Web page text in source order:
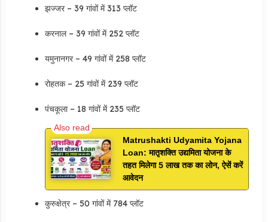
झज्जर – 39 गांवों में 313 प्लॉट
करनाल – 39 गांवों में 252 प्लॉट
यमुनानगर – 49 गांवों में 258 प्लॉट
रोहतक – 25 गांवों में 239 प्लॉट
पंचकूला – 18 गांवों में 235 प्लॉट
Matrushakti Udyamita Yojana
Loan: मातृशक्ति उद्यमिता योजना के
तहत मिलेगा 5 लाख तक का लोन, ऐसें करें
आवेदन
कुरुक्षेत्र – 50 गांवों में 784 प्लॉट